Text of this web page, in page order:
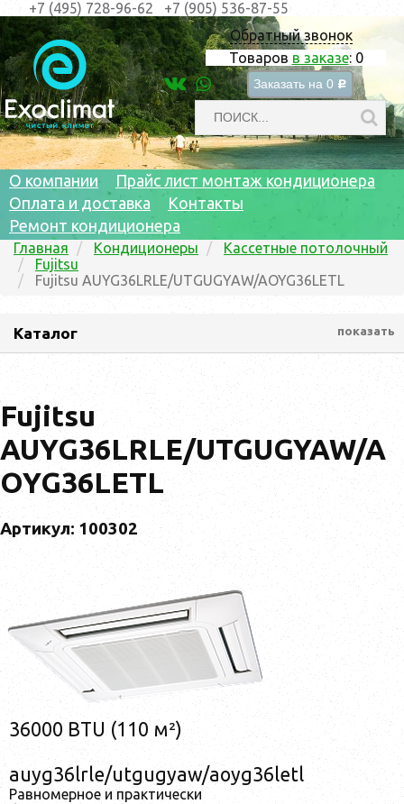
Обратный звонок
Товаров в заказе: 0
Заказать на 0 c
+7 (495) 728-96-62 +7 (905) 536-87-55
О компании
Прайс лист монтаж кондиционера
Оплата и доставка
Контакты
Ремонт кондиционера
Главная Кондиционеры
Кассетные потолочный
Fujitsu
Fujitsu AUYG36LRLE/UTGUGYAW/AOYG36LETL
Каталог показать
Fujitsu
AUYG36LRLE/UTGUGYAW/A
OYG36LETL
Артикул: 100302
36000 BTU (110 м²)
auyg36lrle/utgugyaw/aoyg36letl
Равномерное и практически